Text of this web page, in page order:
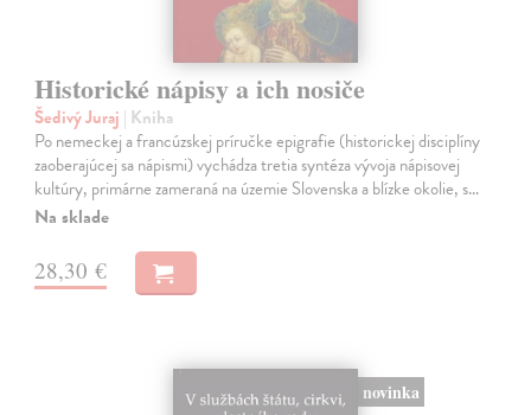
Historické nápisy a ich nosiče
Šedivý Juraj | Kniha
Po nemeckej a francúzskej príručke epigrafie (historickej disciplíny
zaoberajúcej sa nápismi) vychádza tretia syntéza vývoja nápisovej
kultúry, primárne zameraná na územie Slovenska a blízke okolie, s…
Na sklade
28,30 €
novinka